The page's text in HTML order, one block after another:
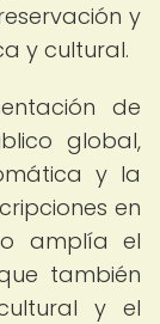
y
y cultural.
de
global,
y la
en
amplía el
también
y el